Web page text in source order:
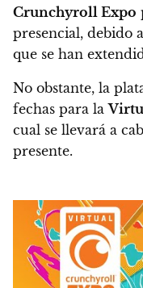
Crunchyroll Expo
presencial, debido
que se han
No obstante, la
fechas para la
cual se llevará a
presente.